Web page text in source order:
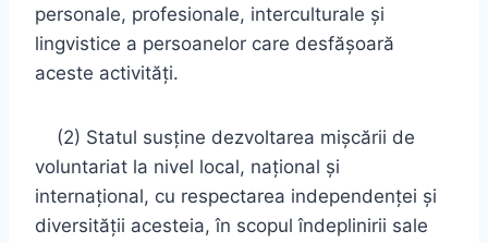
personale, profesionale, interculturale şi
lingvistice a persoanelor care desfăşoară
aceste activităţi.
(2) Statul susţine dezvoltarea mişcării de
voluntariat la nivel local, naţional şi
internaţional, cu respectarea independenţei şi
diversităţii acesteia, în scopul îndeplinirii sale